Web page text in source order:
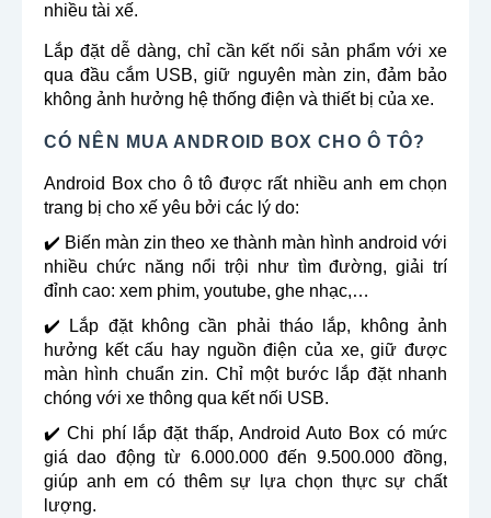
nhiều tài xế.
Lắp đặt dễ dàng, chỉ cần kết nối sản phẩm với xe
qua đầu cắm USB, giữ nguyên màn zin, đảm bảo
không ảnh hưởng hệ thống điện và thiết bị của xe.
CÓ NÊN MUA ANDROID BOX CHO Ô TÔ?
Android Box cho ô tô được rất nhiều anh em chọn
trang bị cho xế yêu bởi các lý do:
✔️ Biến màn zin theo xe thành màn hình android với
nhiều chức năng nổi trội như tìm đường, giải trí
đỉnh cao: xem phim, youtube, ghe nhạc,…
✔️ Lắp đặt không cần phải tháo lắp, không ảnh
hưởng kết cấu hay nguồn điện của xe, giữ được
màn hình chuẩn zin. Chỉ một bước lắp đặt nhanh
chóng với xe thông qua kết nối USB.
✔️ Chi phí lắp đặt thấp, Android Auto Box có mức
giá dao động từ 6.000.000 đến 9.500.000 đồng,
giúp anh em có thêm sự lựa chọn thực sự chất
lượng.